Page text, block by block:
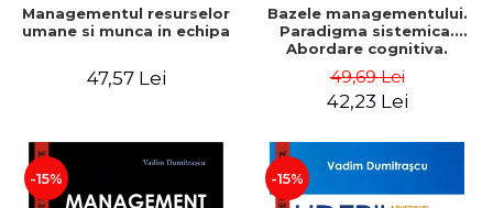
Managementul resurselor
umane si munca in echipa
47,57 Lei
Bazele managementului.
Paradigma sistemica.
Abordare cognitiva.
comportamentala - Vadim
Dumitrascu
49,69 Lei
42,23 Lei
-15% -15%